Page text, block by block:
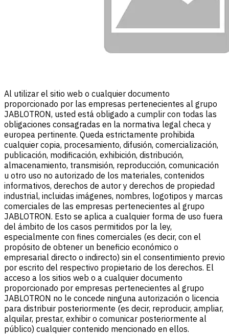
Al utilizar el sitio web o cualquier documento
proporcionado por las empresas pertenecientes al grupo
JABLOTRON, usted está obligado a cumplir con todas las
obligaciones consagradas en la normativa legal checa y
europea pertinente. Queda estrictamente prohibida
cualquier copia, procesamiento, difusión, comercialización,
publicación, modificación, exhibición, distribución,
almacenamiento, transmisión, reproducción, comunicación
u otro uso no autorizado de los materiales, contenidos
informativos, derechos de autor y derechos de propiedad
industrial, incluidas imágenes, nombres, logotipos y marcas
comerciales de las empresas pertenecientes al grupo
JABLOTRON. Esto se aplica a cualquier forma de uso fuera
del ámbito de los casos permitidos por la ley,
especialmente con fines comerciales (es decir, con el
propósito de obtener un beneficio económico o
empresarial directo o indirecto) sin el consentimiento previo
por escrito del respectivo propietario de los derechos. El
acceso a los sitios web o a cualquier documento
proporcionado por empresas pertenecientes al grupo
JABLOTRON no le concede ninguna autorización o licencia
para distribuir posteriormente (es decir, reproducir, ampliar,
alquilar, prestar, exhibir o comunicar posteriormente al
público) cualquier contenido mencionado en ellos.